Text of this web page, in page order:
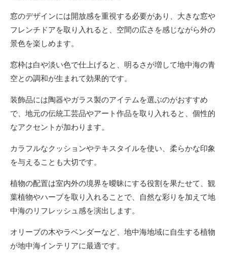
窓のデザインには開放感を重視する必要があり、大きな窓や
フレンチドアを取り入れると、空間の広さを感じながら外の
景色を楽しめます。
窓枠は白や淡い色で仕上げると、明るさが増して地中海の青
空との調和が生まれて効果的です。
装飾品には陶器やガラス製のアイテムを選ぶのがおすすめ
で、地元の伝統工芸品やアート作品を取り入れると、個性的
なアクセントが加わります。
カラフルなクッションやテキスタイルを使い、柔らかな印象
を与えることも大切です。
植物の配置は室内外の境界を曖昧にする役割を果たせて、観
葉植物やハーブを取り入れることで、自然な彩りを加えて地
中海のリフレッシュ感を演出します。
オリーブの木やラベンダーなど、地中海地域に自生する植物
が地中海インテリアに最適です。